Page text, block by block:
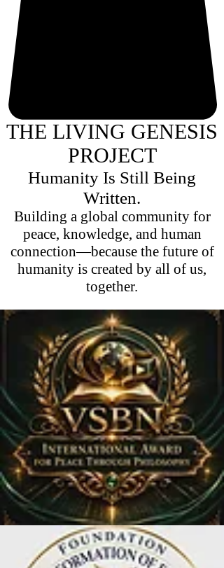
THE LIVING GENESIS
PROJECT
Humanity Is Still Being
Written.
Building a global community for
peace, knowledge, and human
connection—because the future of
humanity is created by all of us,
together.